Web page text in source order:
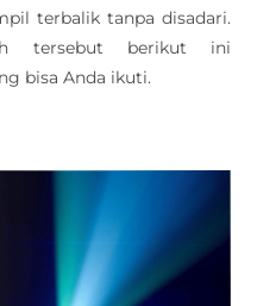
terbalik tanpa disadari.
tersebut berikut ini
bisa Anda ikuti.